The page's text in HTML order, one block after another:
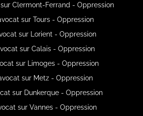
Clermont-Ferrand - Oppression
sur Tours - Oppression
sur Lorient - Oppression
sur Calais - Oppression
sur Limoges - Oppression
sur Metz - Oppression
sur Dunkerque - Oppression
sur Vannes - Oppression